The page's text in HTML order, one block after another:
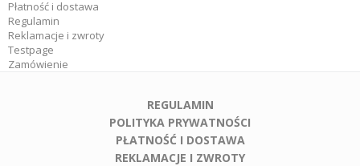
Płatność i dostawa
Regulamin
Reklamacje i zwroty
Testpage
Zamówienie
REGULAMIN
POLITYKA PRYWATNOŚCI
PŁATNOŚĆ I DOSTAWA
REKLAMACJE I ZWROTY